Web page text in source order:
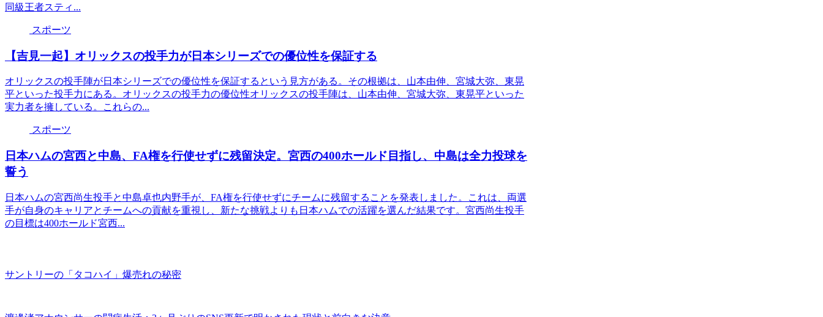
同級王者スティ...
スポーツ
【吉見一起】オリックスの投手力が日本シリーズでの優位性を保証する
オリックスの投手陣が日本シリーズでの優位性を保証するという見方がある。その根拠は、山本由伸、宮城大弥、東晃
平といった投手力にある。オリックスの投手力の優位性オリックスの投手陣は、山本由伸、宮城大弥、東晃平といった
実力者を擁している。これらの...
スポーツ
日本ハムの宮西と中島、FA権を行使せずに残留決定。宮西の400ホールド目指し、中島は全力投球を
誓う
日本ハムの宮西尚生投手と中島卓也内野手が、FA権を行使せずにチームに残留することを発表しました。これは、両選
手が自身のキャリアとチームへの貢献を重視し、新たな挑戦よりも日本ハムでの活躍を選んだ結果です。宮西尚生投手
の目標は400ホールド宮西...
サントリーの「タコハイ」爆売れの秘密